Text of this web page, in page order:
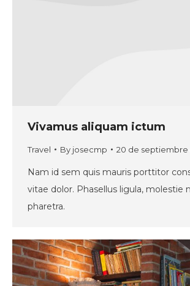
Vivamus aliquam ictum
Travel By josecmp 20 de septiembre
Nam id sem quis mauris porttitor
vitae dolor. Phasellus ligula, molestie
pharetra.